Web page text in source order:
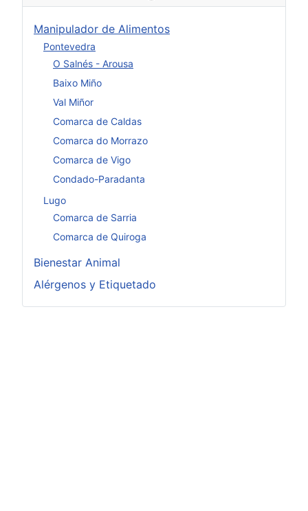
Manipulador de Alimentos
Pontevedra
O Salnés - Arousa
Baixo Miño
Val Miñor
Comarca de Caldas
Comarca do Morrazo
Comarca de Vigo
Condado-Paradanta
Lugo
Comarca de Sarria
Comarca de Quiroga
Bienestar Animal
Alérgenos y Etiquetado